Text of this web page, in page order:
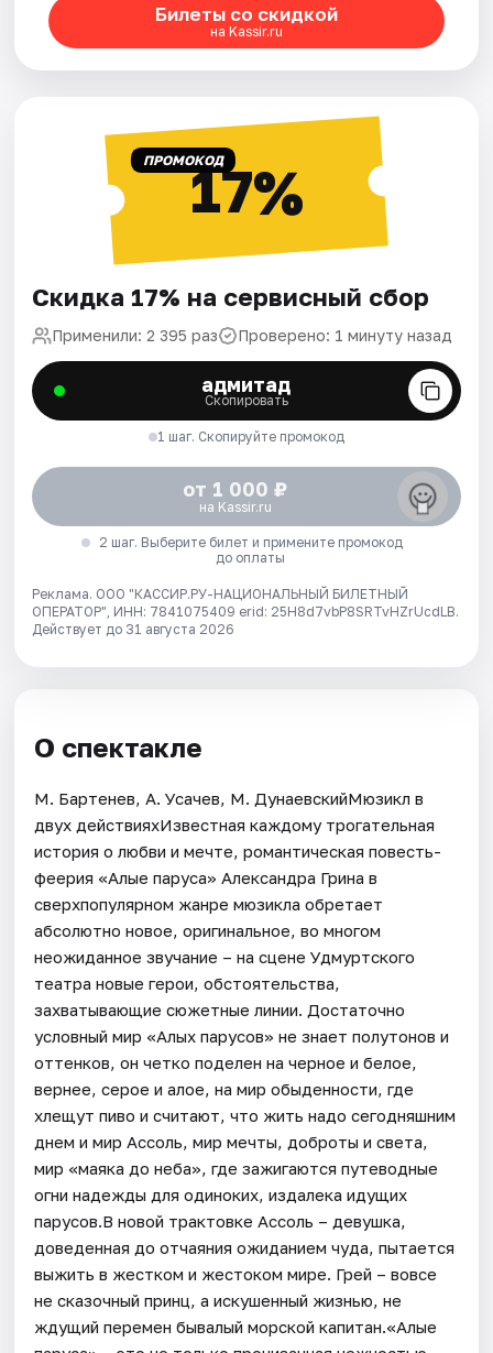
Билеты со скидкой
на Kassir.ru
ПРОМОКОД17%
Скидка 17% на сервисный сбор
Применили: 2 395 раз Проверено: 1 минуту назад
адмитад
Скопировать
1 шаг. Скопируйте промокод
от 1 000 ₽
на Kassir.ru
2 шаг. Выберите билет и примените промокод
до оплаты
Реклама. ООО "КАССИР.РУ-НАЦИОНАЛЬНЫЙ БИЛЕТНЫЙ
ОПЕРАТОР", ИНН: 7841075409 erid: 25H8d7vbP8SRTvHZrUcdLB.
Действует до 31 августа 2026
О спектакле
М. Бартенев, А. Усачев, М. ДунаевскийМюзикл в
двух действияхИзвестная каждому трогательная
история о любви и мечте, романтическая повесть-
феерия «Алые паруса» Александра Грина в
сверхпопулярном жанре мюзикла обретает
абсолютно новое, оригинальное, во многом
неожиданное звучание – на сцене Удмуртского
театра новые герои, обстоятельства,
захватывающие сюжетные линии. Достаточно
условный мир «Алых парусов» не знает полутонов и
оттенков, он четко поделен на черное и белое,
вернее, серое и алое, на мир обыденности, где
хлещут пиво и считают, что жить надо сегодняшним
днем и мир Ассоль, мир мечты, доброты и света,
мир «маяка до неба», где зажигаются путеводные
огни надежды для одиноких, издалека идущих
парусов.В новой трактовке Ассоль – девушка,
доведенная до отчаяния ожиданием чуда, пытается
выжить в жестком и жестоком мире. Грей – вовсе
не сказочный принц, а искушенный жизнью, не
ждущий перемен бывалый морской капитан.«Алые